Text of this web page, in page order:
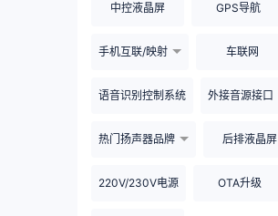
中控液晶屏 GPS导航
手机互联/映射 车联网
语音识别控制系统 外接音源接口
热门扬声器品牌 后排液晶屏
220V/230V电源 OTA升级